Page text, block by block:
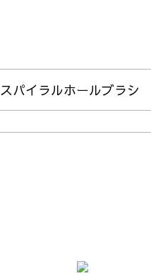
スパイラルホールブラシ